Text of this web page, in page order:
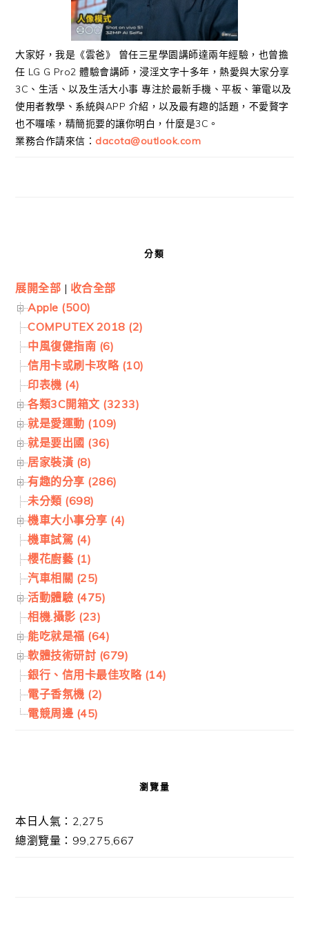
大家好，我是《雲爸》 曾任三星學園講師達兩年經驗，也曾擔
任 LG G Pro2 體驗會講師，浸淫文字十多年，熱愛與大家分享
3C、生活、以及生活大小事 專注於最新手機、平板、筆電以及
使用者教學、系統與APP 介紹，以及最有趣的話題，不愛贅字
也不囉嗦，精簡扼要的讓你明白，什麼是3C。
業務合作請來信： dacota@outlook.com
分類
展開全部 | 收合全部
Apple (500)
COMPUTEX 2018 (2)
中風復健指南 (6)
信用卡或刷卡攻略 (10)
印表機 (4)
各類3C開箱文 (3233)
就是愛運動 (109)
就是要出國 (36)
居家裝潢 (8)
有趣的分享 (286)
未分類 (698)
機車大小事分享 (4)
機車試駕 (4)
櫻花廚藝 (1)
汽車相關 (25)
活動體驗 (475)
相機.攝影 (23)
能吃就是福 (64)
軟體技術研討 (679)
銀行、信用卡最佳攻略 (14)
電子香氛機 (2)
電競周邊 (45)
瀏覽量
本日人氣：2,275
總瀏覽量：99,275,667